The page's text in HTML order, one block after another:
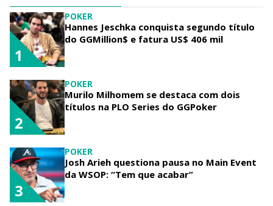
POKER
Hannes Jeschka conquista segundo título
do GGMillion$ e fatura US$ 406 mil
1
POKER
Murilo Milhomem se destaca com dois
títulos na PLO Series do GGPoker
2
POKER
Josh Arieh questiona pausa no Main Event
da WSOP: “Tem que acabar”
3